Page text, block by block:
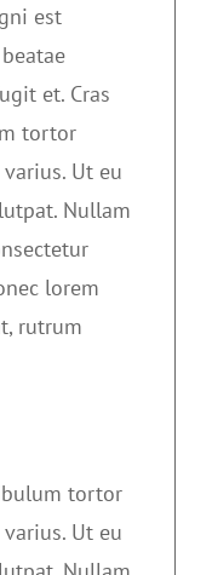
est
et. Cras
tortor
Ut eu
Nullam
lorem
rutrum
tortor
Ut eu